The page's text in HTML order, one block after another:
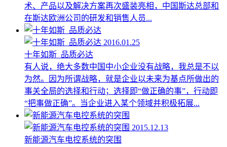
术、产品以及解决方案再次盛装亮相，中国斯达总部和
在斯达欧洲公司的研发和销售人员...
2016.01.25
十年如斯 品质必达
有人说，绝大多数中国中小企业没有战略，我总是不以
为然。因为所谓战略，就是企业以未来为基点所做出的
事关全局的选择和行动；选择即“做正确的事”，行动即
“把事做正确”。当企业进入某个领域并积极拓展...
2015.12.13
新能源汽车电控系统的突围